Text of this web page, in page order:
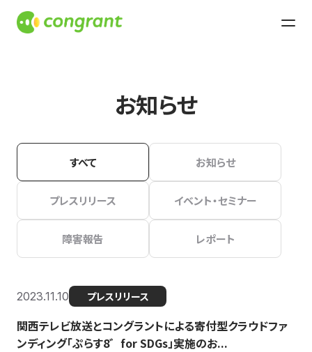
お知らせ
すべて お知らせ
プレスリリース イベント・セミナー
障害報告 レポート
2023.11.10 プレスリリース
関西テレビ放送とコングラントによる寄付型クラウドファ
ンディング「ぷらす8゛for SDGs」実施のお...